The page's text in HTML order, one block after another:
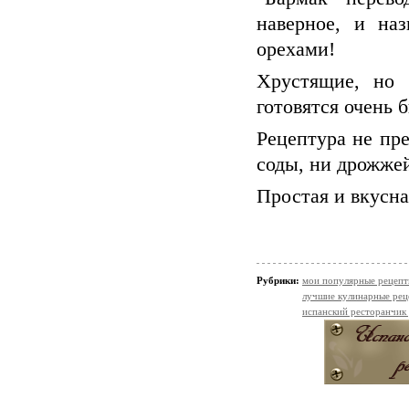
наверное, и
орехами!
Хрустящие, но
готовятся очень
Рецептура не
соды, ни
Простая и
Рубрики: мои популярные
лучшие кулинарные
испанский